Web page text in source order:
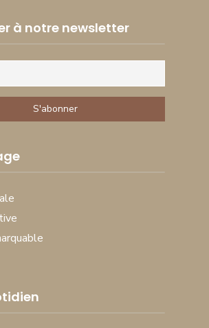
à notre newsletter